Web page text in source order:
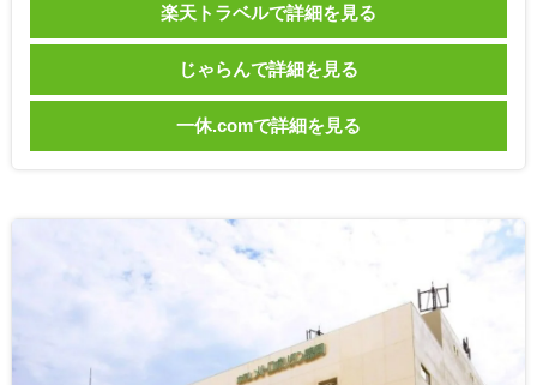
楽天トラベルで詳細を見る
じゃらんで詳細を見る
一休.comで詳細を見る